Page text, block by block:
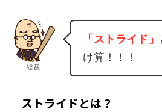
総裁
「ストライド」
け算！！！
ストライドとは？